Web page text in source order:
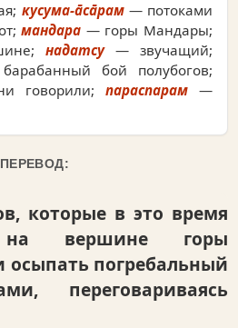
кусума-а̄са̄рам— потоками
мандара — горы Мандары;
надатсу— звучащий;
бой полубогов;
говорили; параспарам—
ПЕРЕВОД:
которые в это время
на вершине горы
осыпать погребальный
переговариваясь